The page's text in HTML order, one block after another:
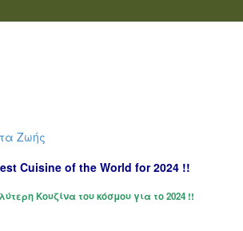
Ζωής
Cuisine of the World for 2024 !!
Κουζίνα του κόσμου για το 2024 !!